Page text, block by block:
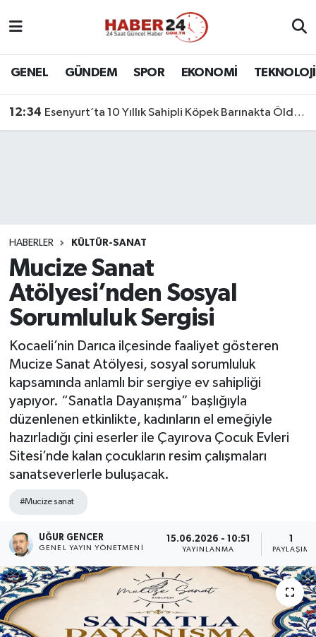
GENEL GÜNDEM SPOR EKONOMİ TEKNOLOJİ
12:34 Esenyurt’ta 10 Yıllık Sahipli Köpek Barınakta Öldü: Aileden Otopsi ve Soruşturma Talebi
HABERLER KÜLTÜR-SANAT
Mucize Sanat
Atölyesi’nden Sosyal
Sorumluluk Sergisi
Kocaeli’nin Darıca ilçesinde faaliyet gösteren
Mucize Sanat Atölyesi, sosyal sorumluluk
kapsamında anlamlı bir sergiye ev sahipliği
yapıyor. “Sanatla Dayanışma” başlığıyla
düzenlenen etkinlikte, kadınların el emeğiyle
hazırladığı çini eserler ile Çayırova Çocuk Evleri
Sitesi’nde kalan çocukların resim çalışmaları
sanatseverlerle buluşacak.
#Mucize sanat
UĞUR GENCER
GENEL YAYIN YÖNETMENI
15.06.2026 - 10:51
YAYINLANMA PAYLAŞIM
Nöbetçi Eczaneler
Son Dakika Haberleri
Haber Arşivi